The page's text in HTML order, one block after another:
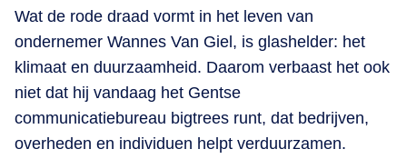
Wat de rode draad vormt in het leven van
ondernemer Wannes Van Giel, is glashelder: het
klimaat en duurzaamheid. Daarom verbaast het ook
niet dat hij vandaag het Gentse
communicatiebureau bigtrees runt, dat bedrijven,
overheden en individuen helpt verduurzamen.